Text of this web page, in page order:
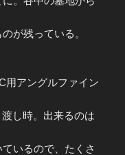
が残っている。
用アングルファイン
し時。出来るのは
いるので、たくさ